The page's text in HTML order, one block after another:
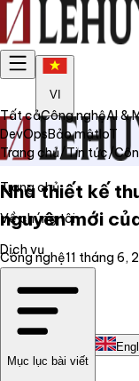
VI
Trang chủ
Về chúng tôi
Dịch vụ
Liên hệ
Tất cảCông nghệAI &
DevOpsBảo mậtIoT
Trang chủ/Tin tức/
Nhà thiết kế
nguyên mới
Công nghệ11 tháng 6,
Mục lục bài viết